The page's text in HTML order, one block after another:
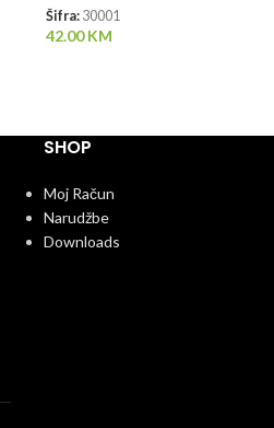
Šifra: 30001
42.00KM
SHOP
Moj Račun
Narudžbe
Downloads